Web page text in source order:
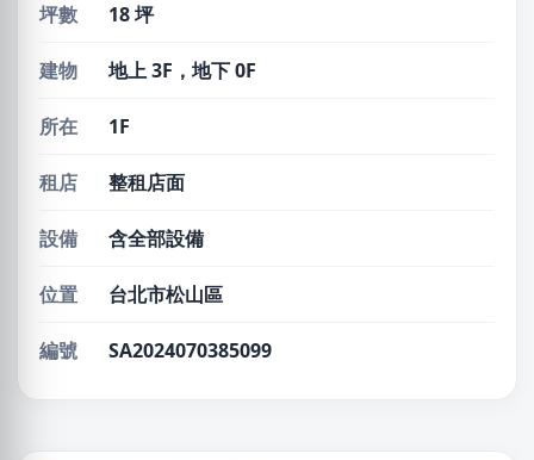
坪數 18 坪
建物 地上 3F，地下 0F
所在 1F
租店 整租店面
設備 含全部設備
位置 台北市松山區
編號 SA2024070385099